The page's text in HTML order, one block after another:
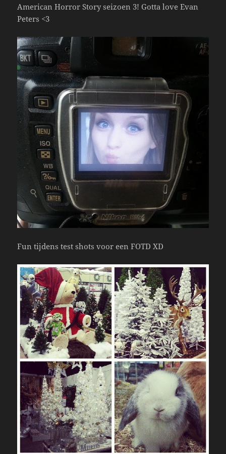
American Horror Story seizoen 3! Gotta love Evan
Peters <3
Fun tijdens test shots voor een FOTD XD